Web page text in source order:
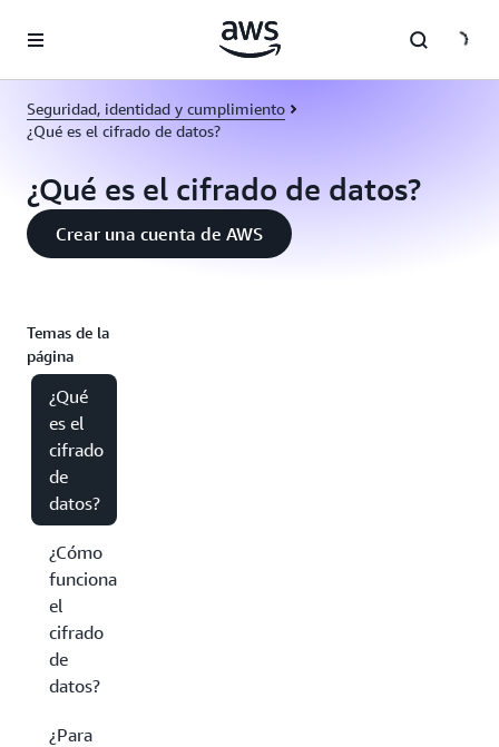
Seguridad, identidad y cumplimiento
¿Qué es el cifrado de datos?
¿Qué es el cifrado de datos?
Crear una cuenta de AWS
Temas de la
página
¿Qué
es el
cifrado
de
datos?
¿Cómo
funciona
el
cifrado
de
datos?
¿Para